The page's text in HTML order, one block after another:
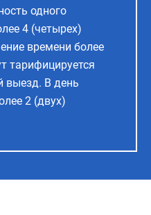
одного
4 (четырех)
времени более
тарифицируется
выезд. В день
2 (двух)